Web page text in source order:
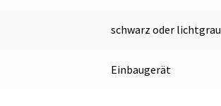
schwarz oder lichtgrau
Einbaugerät